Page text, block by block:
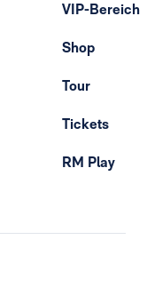
VIP-Bereich
Shop
Tour
Tickets
RM Play